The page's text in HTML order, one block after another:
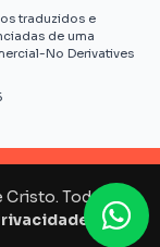
traduzidos e
de uma
No Derivatives
Todos os